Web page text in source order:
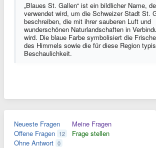
„Blaues St. Gallen“ ist ein bildlicher Name,
verwendet wird, um die Schweizer Stadt St.
beschreiben, die mit ihrer sauberen Luft und
wunderschönen Naturlandschaften in
wird. Die blaue Farbe symbolisiert die
des Himmels sowie die für diese Region
Beschaulichkeit.
Neueste Fragen
Offene Fragen 12
Ohne Antwort 0
Meine Fragen
Frage stellen